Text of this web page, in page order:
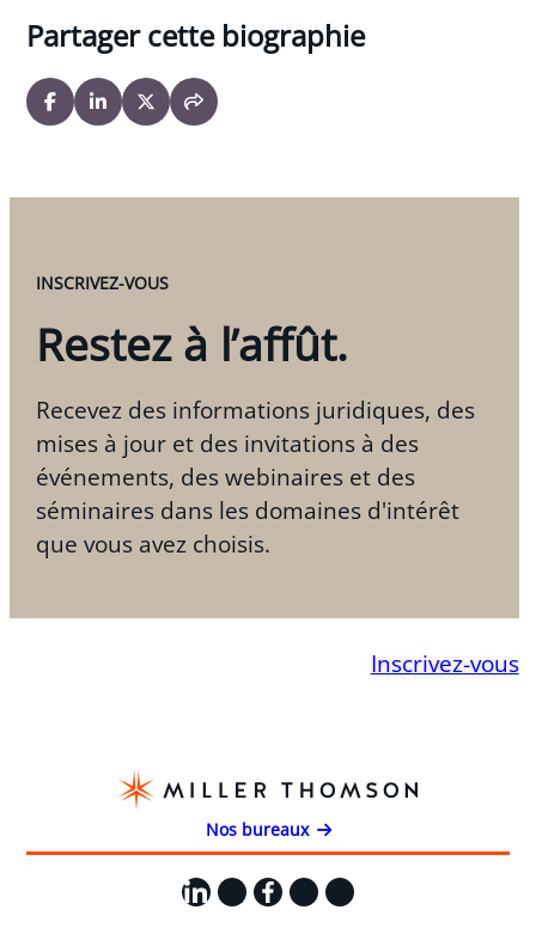
Partager cette biographie
INSCRIVEZ-VOUS
Restez à l’affût.
Recevez des informations juridiques, des
mises à jour et des invitations à des
événements, des webinaires et des
séminaires dans les domaines d'intérêt
que vous avez choisis.
Inscrivez-vous
Nos bureaux
LinkedIn
X Facebook
Instagram
YouTube